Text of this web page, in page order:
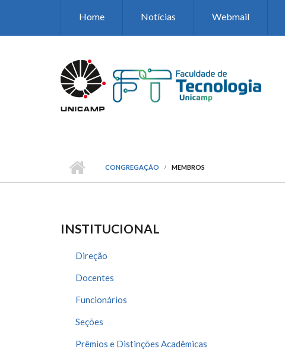
Home Notícias Webmail
CONGREGAÇÃO MEMBROS
INSTITUCIONAL
Direção
Docentes
Funcionários
Seções
Prêmios e Distinções Acadêmicas